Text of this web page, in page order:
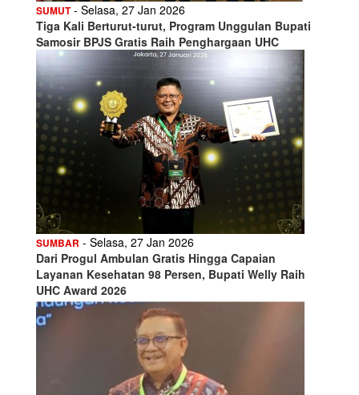
SUMUT- Selasa, 27 Jan 2026
Tiga Kali Berturut-turut, Program Unggulan Bupati
Samosir BPJS Gratis Raih Penghargaan UHC
SUMBAR - Selasa, 27 Jan 2026
Dari Progul Ambulan Gratis Hingga Capaian
Layanan Kesehatan 98 Persen, Bupati Welly Raih
UHC Award 2026